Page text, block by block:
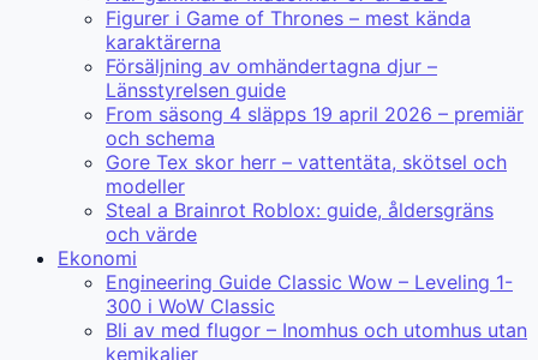
Figurer i Game of Thrones – mest kända
karaktärerna
Försäljning av omhändertagna djur –
Länsstyrelsen guide
From säsong 4 släpps 19 april 2026 – premiär
och schema
Gore Tex skor herr – vattentäta, skötsel och
modeller
Steal a Brainrot Roblox: guide, åldersgräns
och värde
Ekonomi
Engineering Guide Classic Wow – Leveling 1-
300 i WoW Classic
Bli av med flugor – Inomhus och utomhus utan
kemikalier